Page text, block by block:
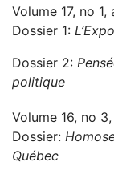
Volume 17, no
Dossier 1:
Dossier 2:
politique
Volume 16, no
Dossier:
Québec